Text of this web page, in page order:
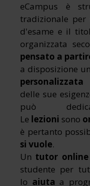
eCampus è
tradizionale per
d'esame e il
organizzata
pensato a
a disposizione
personalizzata
delle sue
può
Le lezioni sono
è pertanto
si vuole.
Un tutor online
studente per
lo aiuta a